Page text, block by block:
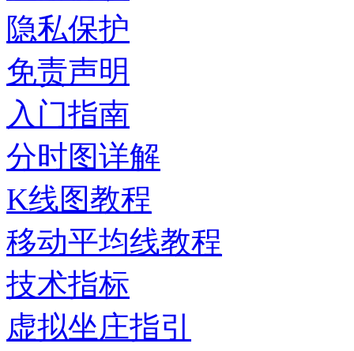
隐私保护
免责声明
入门指南
分时图详解
K线图教程
移动平均线教程
技术指标
虚拟坐庄指引